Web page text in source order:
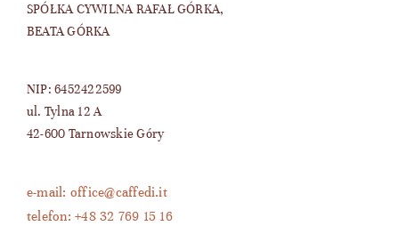
SPÓŁKA CYWILNA RAFAŁ GÓRKA,
BEATA GÓRKA
NIP: 6452422599
ul. Tylna 12 A
42-600 Tarnowskie Góry
e-mail: office@caffedi.it
telefon: +48 32 769 15 16